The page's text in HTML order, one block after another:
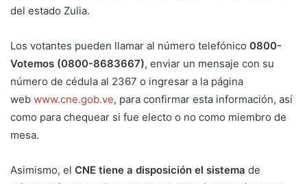
del estado Zulia.
Los votantes pueden llamar al número telefónico 0800-
Votemos (0800-8683667), enviar un mensaje con su
número de cédula al 2367 o ingresar a la página
web www.cne.gob.ve, para confirmar esta información, así
como para chequear si fue electo o no como miembro de
mesa.
Asimismo, el CNE tiene a disposición el sistema de